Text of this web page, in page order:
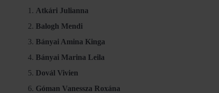
Atkári Julianna
Balogh Mendi
Bányai Amina Kinga
Bányai Marina Leila
Dovál Vivien
Góman Vanessza Roxána